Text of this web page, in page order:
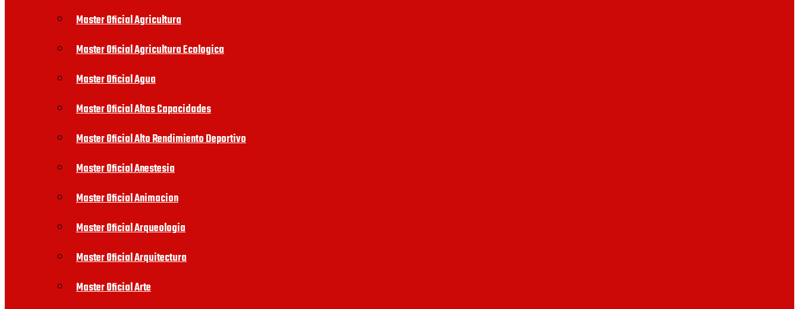
Master Oficial Agricultura
Master Oficial Agricultura Ecologica
Master Oficial Agua
Master Oficial Altas Capacidades
Master Oficial Alto Rendimiento Deportivo
Master Oficial Anestesia
Master Oficial Animacion
Master Oficial Arqueologia
Master Oficial Arquitectura
Master Oficial Arte